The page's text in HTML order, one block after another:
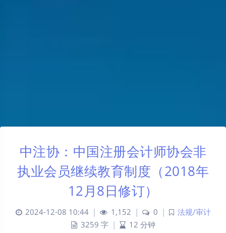
中注协：中国注册会计师协会非
执业会员继续教育制度（2018年
12月8日修订）
2024-12-08 10:44 | 1,152 | 0 |
法规/审计
3259 字 | 12 分钟